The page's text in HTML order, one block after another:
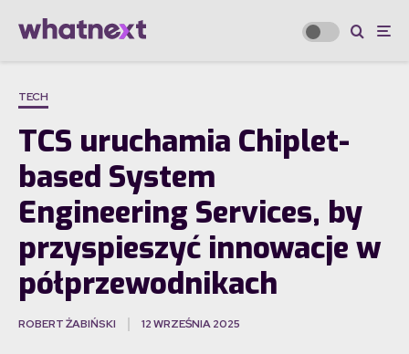
TECH
TCS uruchamia Chiplet-
based System
Engineering Services, by
przyspieszyć innowacje w
półprzewodnikach
ROBERT ŻABIŃSKI 12 WRZEŚNIA 2025